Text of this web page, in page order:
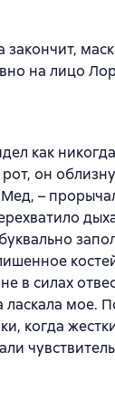
закончит,
на лицо
как
он
–
в силах
ласкала мое.
когда